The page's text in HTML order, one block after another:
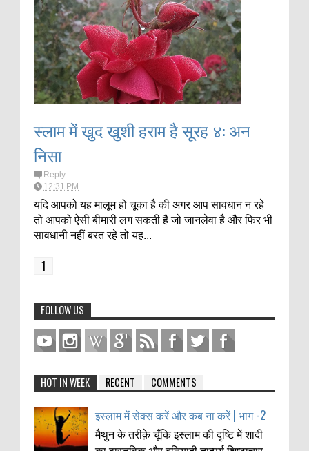
स्लाम में खुद खुशी हराम है सूरह ४: अन
निसा
Reply
12:31 PM
यदि आपको यह मालूम हो चूका है की अगर आप सावधान न रहे
तो आपको ऐसी बीमारी लग सकती है जो जानलेवा है और फिर भी
सावधानी नहीं बरत रहे तो यह...
1
FOLLOW US
HOT IN WEEK RECENT COMMENTS
इस्लाम में सेक्स करें और कब ना करें | भाग -2
मैथुन के तरीक़े चूँकि इस्लाम की दृष्टि में शादी